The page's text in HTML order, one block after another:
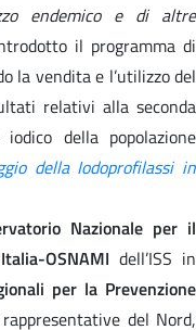
endemico e di altre
il programma di
la vendita e l’utilizzo del
relativi alla seconda
della popolazione
della Iodoprofilassi in
Nazionale per il
OSNAMI dell’ISS in
per la Prevenzione
del Nord,